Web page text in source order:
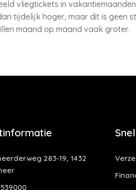
vliegtickets in
tijdelijk hoger, maar dit is geen
maand op maand vaak groter.
283-19, 1432